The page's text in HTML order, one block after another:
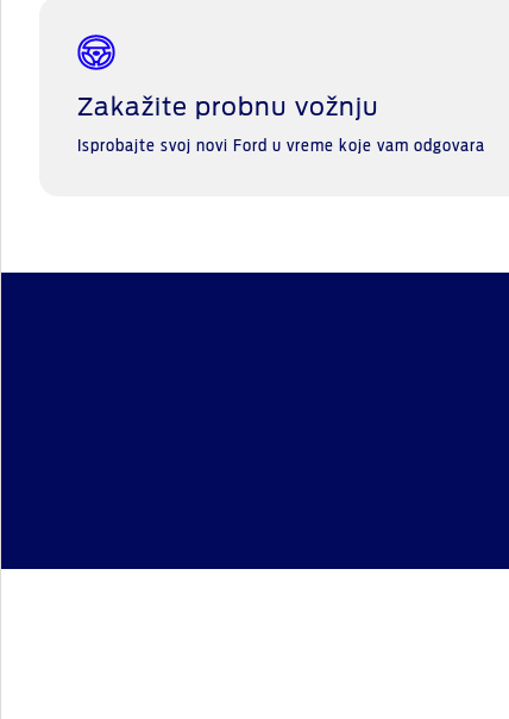
Zakažite probnu vožnju
Isprobajte svoj novi Ford u vreme koje vam odgovara